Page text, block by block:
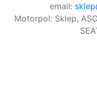
email:
Motorpol: Sklep,